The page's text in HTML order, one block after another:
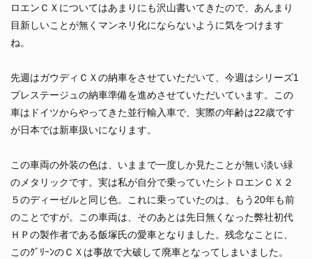
ロエンＣＸについてはあまりにも沢山書いてきたので、あんまり
目新しいことが無くマンネリ化にならないように気をつけます
ね。
先週はガウディＣＸの納車をさせていただいて、今週はシリーズ1
プレステージュの納車準備を進めさせていただいています。この
車はドイツからやってきた並行輸入車で、実際の年齢は22歳です
が日本では新車扱いになります。
この車両の外装の色は、いままで一度しか見たことが無い淡い緑
のメタリックです。実は私が自分で乗っていたシトロエンＣＸ２
５のディーゼルと同じ色。これに乗っていたのは、もう20年も前
のことですが。この車両は、そのあとは先日無くなった弊社初代
ＨＰの製作者である飯塚氏の愛車となりました。残念なことに、
このｸﾞﾘｰﾝのＣＸは事故で大破して廃車となってしまいました。